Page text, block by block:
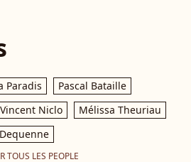
Paradis
Pascal Bataille
Vincent Niclo
Mélissa Theuriau
TOUS LES PEOPLE